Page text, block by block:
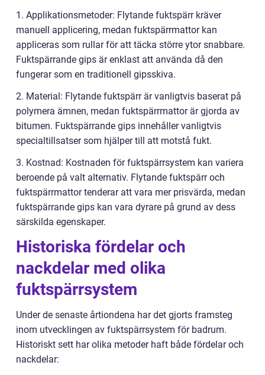
1. Applikationsmetoder: Flytande fuktspärr kräver
manuell applicering, medan fuktspärrmattor kan
appliceras som rullar för att täcka större ytor snabbare.
Fuktspärrande gips är enklast att använda då den
fungerar som en traditionell gipsskiva.
2. Material: Flytande fuktspärr är vanligtvis baserat på
polymera ämnen, medan fuktspärrmattor är gjorda av
bitumen. Fuktspärrande gips innehåller vanligtvis
specialtillsatser som hjälper till att motstå fukt.
3. Kostnad: Kostnaden för fuktspärrsystem kan variera
beroende på valt alternativ. Flytande fuktspärr och
fuktspärrmattor tenderar att vara mer prisvärda, medan
fuktspärrande gips kan vara dyrare på grund av dess
särskilda egenskaper.
Historiska fördelar och
nackdelar med olika
fuktspärrsystem
Under de senaste årtiondena har det gjorts framsteg
inom utvecklingen av fuktspärrsystem för badrum.
Historiskt sett har olika metoder haft både fördelar och
nackdelar: